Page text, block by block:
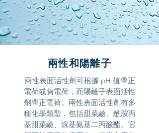
兩性和陽離子
兩性表面活性劑可根據 pH 值帶正
電荷或負電荷，而陽離子表面活性
劑帶正電荷。兩性表面活性劑有多
種化學類型，包括甜菜鹼、酰胺丙
基甜菜鹼、烷基氨基二丙酸酯。它